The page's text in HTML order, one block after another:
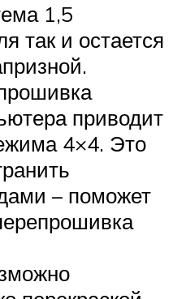
1,5
так и остается
приводит
4×4. Это
– поможет